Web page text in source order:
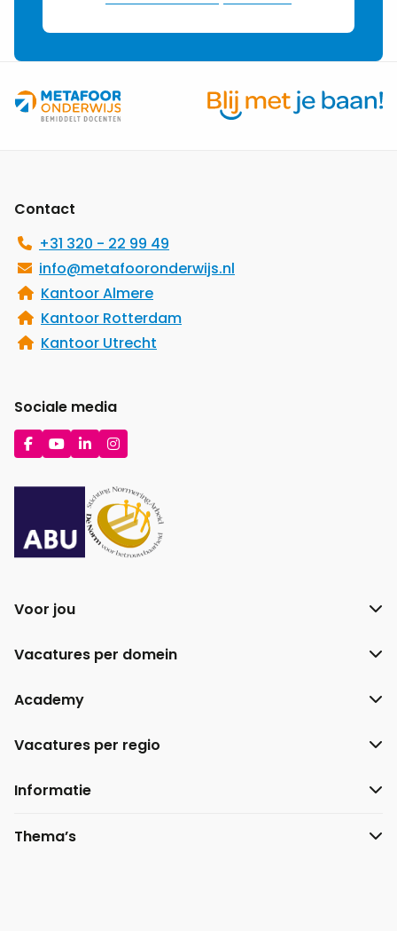
Contact
+31 320 - 22 99 49
info@metafooronderwijs.nl
Kantoor Almere
Kantoor Rotterdam
Kantoor Utrecht
Sociale media
Ga
naar
Facebook
Ga
naar
YouTube
Ga
naar
LinkedIn
Ga
naar
Instagram
Voor jou
Vacatures per domein
Academy
Vacatures per regio
Informatie
Thema’s